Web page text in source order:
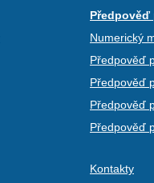
Předpověď
Numerický
Předpověď
Předpověď
Předpověď
Předpověď
Kontakty